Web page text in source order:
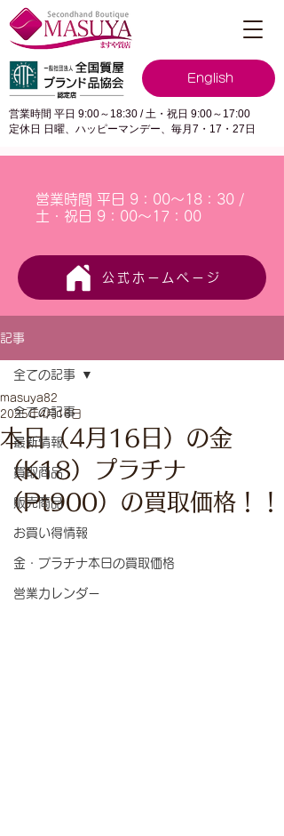
English
営業時間 平日 9:00～18:30 / 土・祝日 9:00～17:00
定休日 日曜、ハッピーマンデー、毎月7・17・27日
営業時間 平日 9：00～18：30 /
土・祝日 9：00～17：00
公式ホームページ
記事
全ての記事
最新情報
買取商品
販売商品
お買い得情報
金・プラチナ本日の買取価格
営業カレンダー
全ての記事
本日（4月16日）の金
（K18）プラチナ
（Pt900）の買取価格！！
masuya82
2025年4月16日